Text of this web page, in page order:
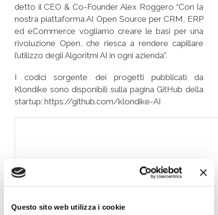
Questo sito web utilizza i cookie
detto il CEO & Co-Founder Alex Roggero “Con la
nostra piattaforma AI Open Source per CRM, ERP
ed eCommerce vogliamo creare le basi per una
rivoluzione Open, che riesca a rendere capillare
l’utilizzo degli Algoritmi AI in ogni azienda”.
I codici sorgente dei progetti pubblicati da
Klondike sono disponibili sulla pagina GitHub della
startup: https://github.com/klondike-AI